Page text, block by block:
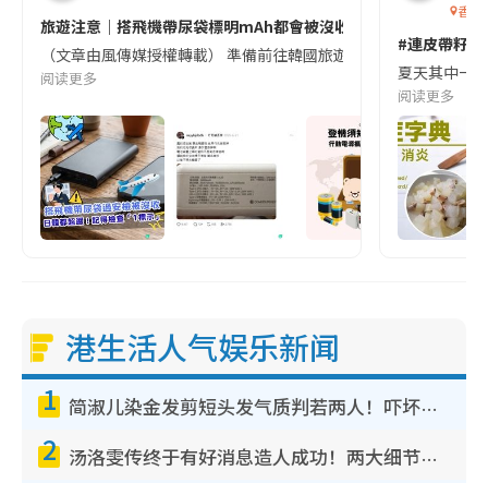
旅遊注意｜搭飛機帶尿袋標明mAh都會被沒收😱出發前切記檢查
（文章由風傳媒授權轉載） 準備前往韓國旅遊的民眾，近期要
阅读更多
香港
#連皮帶籽
夏天其中一
阅读更多
港生活人气娱乐新闻
1 简淑儿染金发剪短头发气质判若两人！吓坏老公麦大力都认不出：“你做什么？”
2 汤洛雯传终于有好消息造人成功！两大细节曝孕味极浓引猜测：大肚婆先会咁！